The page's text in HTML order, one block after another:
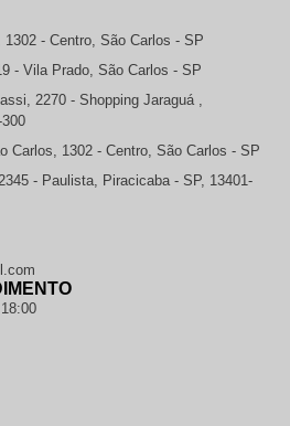
- Centro, São Carlos - SP
- Vila Prado, São Carlos - SP
2270 - Shopping Jaraguá ,
Carlos, 1302 - Centro, São Carlos - SP
- Paulista, Piracicaba - SP, 13401-